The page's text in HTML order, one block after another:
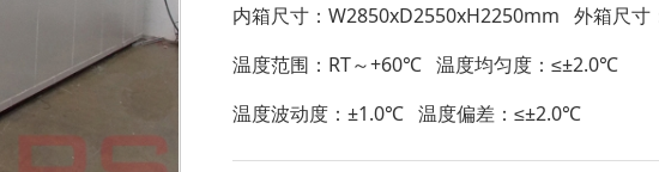
内箱尺寸：W2850xD2550xH2250mm 外箱尺寸
温度范围：RT～+60℃ 温度均匀度：≤±2.0℃
温度波动度：±1.0℃ 温度偏差：≤±2.0℃